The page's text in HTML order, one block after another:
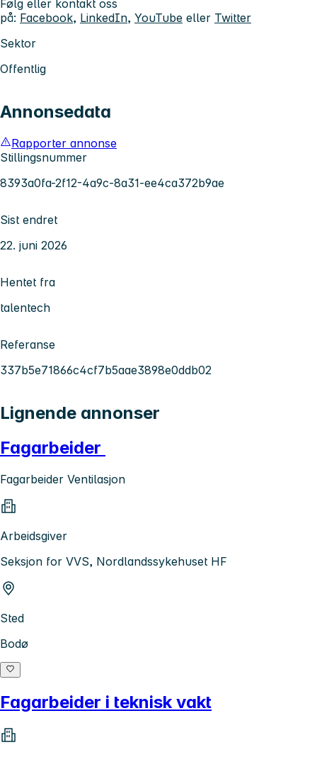
Følg eller kontakt oss
på: Facebook, LinkedIn, YouTube eller Twitter
Sektor
Offentlig
Annonsedata
Rapporter annonse
Stillingsnummer
8393a0fa-2f12-4a9c-8a31-ee4ca372b9ae
Sist endret
22. juni 2026
Hentet fra
talentech
Referanse
337b5e71866c4cf7b5aae3898e0ddb02
Lignende annonser
Fagarbeider
Fagarbeider Ventilasjon
Arbeidsgiver
Seksjon for VVS, Nordlandssykehuset HF
Sted
Bodø
Fagarbeider i teknisk vakt